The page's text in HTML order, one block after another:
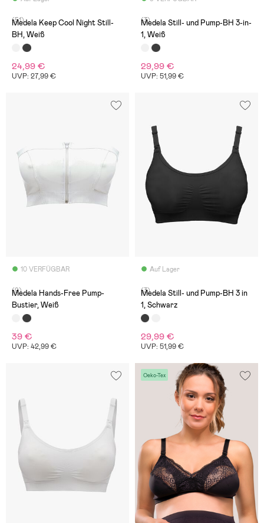
(51)
Medela Keep Cool Night Still-
BH, Weiß
24,99 €
UVP: 27,99 €
(3)
Medela Still- und Pump-BH 3-in-
1, Weiß
29,99 €
UVP: 51,99 €
10 VERFÜGBAR
(9)
Medela Hands-Free Pump-
Bustier, Weiß
39 €
UVP: 42,99 €
Auf Lager
(3)
Medela Still- und Pump-BH 3 in
1, Schwarz
29,99 €
UVP: 51,99 €
Oeko-Tex